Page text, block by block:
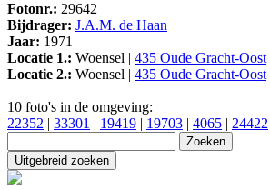
Fotonr.: 29642
Bijdrager: J.A.M. de Haan
Jaar: 1971
Locatie 1.: Woensel | 435 Oude Gracht-Oost|
Locatie 2.: Woensel | 435 Oude Gracht-Oost|
10 foto's in de omgeving:
22352
33301 19419 19703 4065 24422